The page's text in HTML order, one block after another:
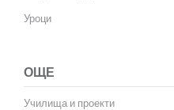
Уроци
ОЩЕ
Училища и проекти